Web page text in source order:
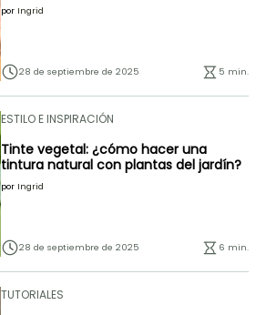
por Ingrid
28 de septiembre de 2025 5 min.
ESTILO E INSPIRACIÓN
Tinte vegetal: ¿cómo hacer una
tintura natural con plantas del jardín?
por Ingrid
28 de septiembre de 2025 6 min.
TUTORIALES